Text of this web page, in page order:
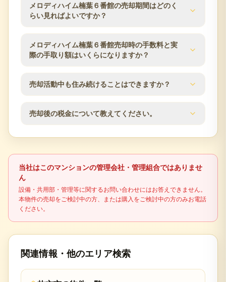
数、方位、専有面積、間取り、室内状態、管理状
市エリアの市場動向も踏まえ、売却方針をご提案し
ます。
メロディハイム楠葉６番館の売却期間はどのく
らい見ればよいですか？
売却期間は販売価格、住戸条件、市場状況、内覧対
応のしやすさによって変わります。査定時に近隣の
の目安をご案内します。
メロディハイム楠葉６番館売却時の手数料と実
際の手取り額はいくらになりますか？
仲介手数料は成約価格の3％+6万円（税別）が上限で
す。登記費用、住宅ローン残債、譲渡所得税の可能
性なども含め、査定時に概算の手取り額を確認でき
ます。
売却活動中も住み続けることはできますか？
はい、居住しながらの売却活動が可能です。見学希
望者との日程調整など、ご都合に合わせて柔軟に対
売却後の税金について教えてください。
不動産売却時には譲渡所得税が発生する場合があり
士などの専門家に確認してください。
当社はこのマンションの管理会社・管理組合ではありませ
ん
設備・共用部・管理等に関するお問い合わせにはお答えできません。
本物件の売却をご検討中の方、または購入をご検討中の方のみお電話
ください。
関連情報・他のエリア検索